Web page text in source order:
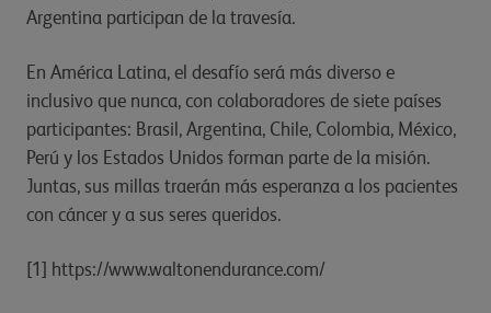
Argentina participan de la travesía.
En América Latina, el desafío será más diverso e
inclusivo que nunca, con colaboradores de siete países
participantes: Brasil, Argentina, Chile, Colombia, México,
Perú y los Estados Unidos forman parte de la misión.
Juntas, sus millas traerán más esperanza a los pacientes
con cáncer y a sus seres queridos.
[1] https://www.waltonendurance.com/